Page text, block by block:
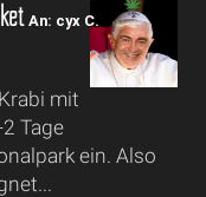
An: cyx C.
mit
Tage
ein. Also